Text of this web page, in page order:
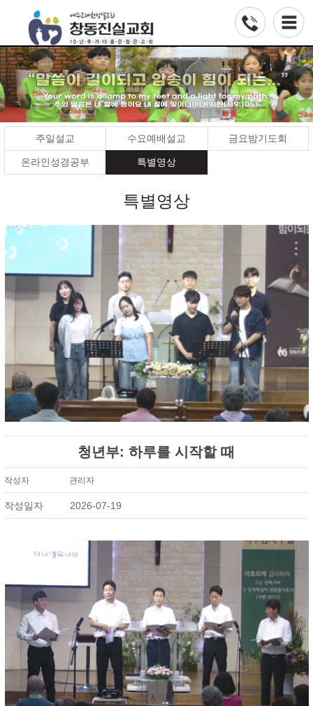
주일설교 수요예배설교 금요밤기도회
온라인성경공부 특별영상
특별영상
청년부: 하루를 시작할 때
작성자 관리자
작성일자 2026-07-19